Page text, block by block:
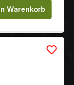
Warenkorb